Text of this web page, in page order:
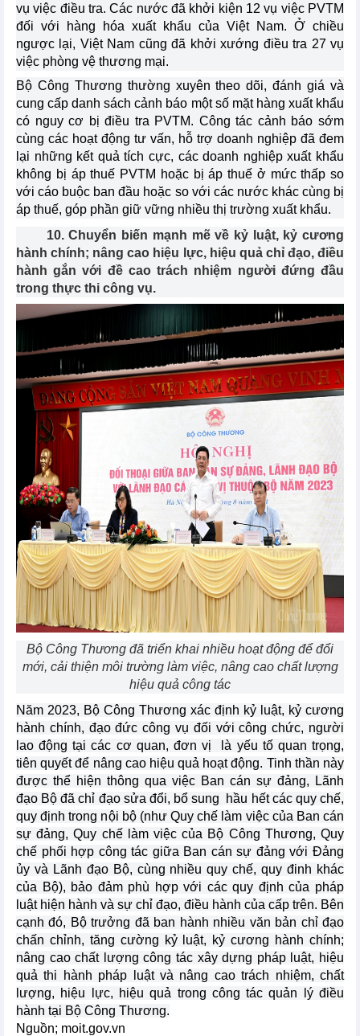
vụ việc điều tra. Các nước đã khởi kiện 12 vụ việc PVTM
đối với hàng hóa xuất khẩu của Việt Nam. Ở chiều
ngược lại, Việt Nam cũng đã khởi xướng điều tra 27 vụ
việc phòng vệ thương mại.
Bộ Công Thương thường xuyên theo dõi, đánh giá và
cung cấp danh sách cảnh báo một số mặt hàng xuất khẩu
có nguy cơ bị điều tra PVTM. Công tác cảnh báo sớm
cùng các hoạt động tư vấn, hỗ trợ doanh nghiệp đã đem
lại những kết quả tích cực, các doanh nghiệp xuất khẩu
không bị áp thuế PVTM hoặc bị áp thuế ở mức thấp so
với cáo buộc ban đầu hoặc so với các nước khác cùng bị
áp thuế, góp phần giữ vững nhiều thị trường xuất khẩu.
10. Chuyển biến mạnh mẽ về kỷ luật, kỷ cương
hành chính; nâng cao hiệu lực, hiệu quả chỉ đạo, điều
hành gắn với đề cao trách nhiệm người đứng đầu
trong thực thi công vụ.
Bộ Công Thương đã triển khai nhiều hoạt động để đổi
mới, cải thiện môi trường làm việc, nâng cao chất lượng
hiệu quả công tác
Năm 2023, Bộ Công Thương xác định kỷ luật, kỷ cương
hành chính, đạo đức công vụ đối với công chức, người
lao động tại các cơ quan, đơn vị là yếu tố quan trọng,
tiên quyết để nâng cao hiệu quả hoạt động. Tinh thần này
được thể hiện thông qua việc Ban cán sự đảng, Lãnh
đạo Bộ đã chỉ đạo sửa đổi, bổ sung hầu hết các quy chế,
quy định trong nội bộ (như Quy chế làm việc của Ban cán
sự đảng, Quy chế làm việc của Bộ Công Thương, Quy
chế phối hợp công tác giữa Ban cán sự đảng với Đảng
ủy và Lãnh đạo Bộ, cùng nhiều quy chế, quy đinh khác
của Bộ), bảo đảm phù hợp với các quy định của pháp
luật hiện hành và sự chỉ đạo, điều hành của cấp trên. Bên
cạnh đó, Bộ trưởng đã ban hành nhiều văn bản chỉ đạo
chấn chỉnh, tăng cường kỷ luật, kỷ cương hành chính;
nâng cao chất lượng công tác xây dựng pháp luật, hiệu
quả thi hành pháp luật và nâng cao trách nhiệm, chất
lượng, hiệu lực, hiệu quả trong công tác quản lý điều
hành tại Bộ Công Thương.
Nguồn; moit.gov.vn